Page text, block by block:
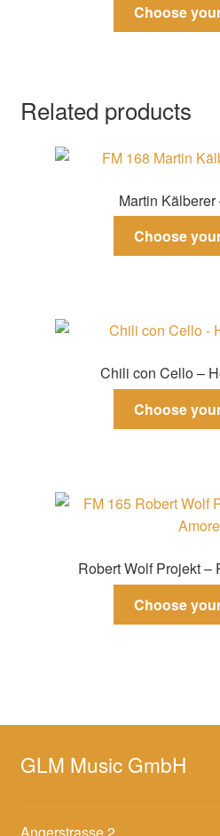
Choose
Related products
Martin
Choose
Chili con Cello –
Choose
Robert Wolf Projekt –
Choose
GLM Music GmbH